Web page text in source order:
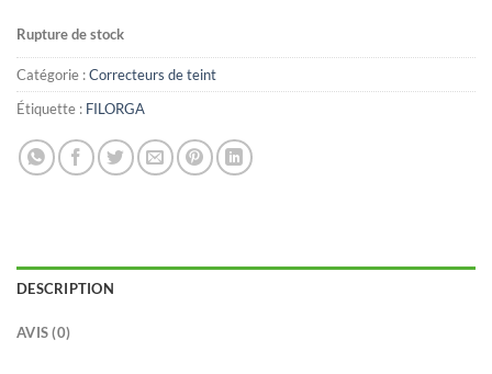
Rupture de stock
Catégorie :Correcteurs de teint
Étiquette : FILORGA
DESCRIPTION
AVIS (0)